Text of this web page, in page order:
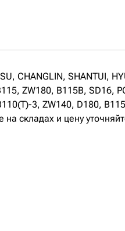
CHANGLIN, SHANTUI,
ZW180, B115B, SD16,
3, ZW140, D180,
складах и цену